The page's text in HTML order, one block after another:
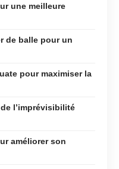
une meilleure
de balle pour un
pour maximiser la
l’imprévisibilité
améliorer son